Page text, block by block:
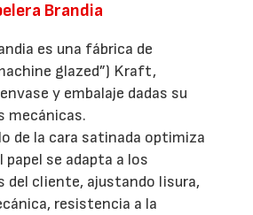
Brandia
es una fábrica de
glazed”) Kraft,
y embalaje dadas su
mecánicas.
de la cara satinada optimiza
papel se adapta a los
del cliente, ajustando lisura,
resistencia a la